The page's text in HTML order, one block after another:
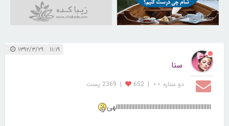
31040867
۱۱:۱۹ ۱۳۹۲/۳/۲۹
سنا
دو ستاره ⋆⋆ |
652
| 2369 پست
ااااااااااااااااااااااااااااااااااااااااااااااااااااااااااااالهی